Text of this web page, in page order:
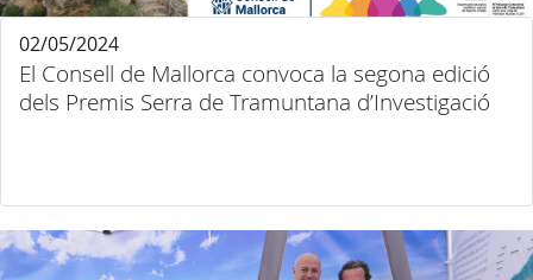
El Consell de Mallorca convoca la segona edició
dels Premis Serra de Tramuntana d’Investigació
02/05/2024